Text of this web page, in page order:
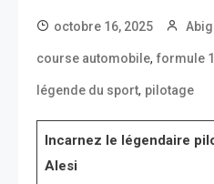
octobre 16, 2025
course automobile, formule 1
légende du sport, pilotage
Incarnez le légendaire
Alesi